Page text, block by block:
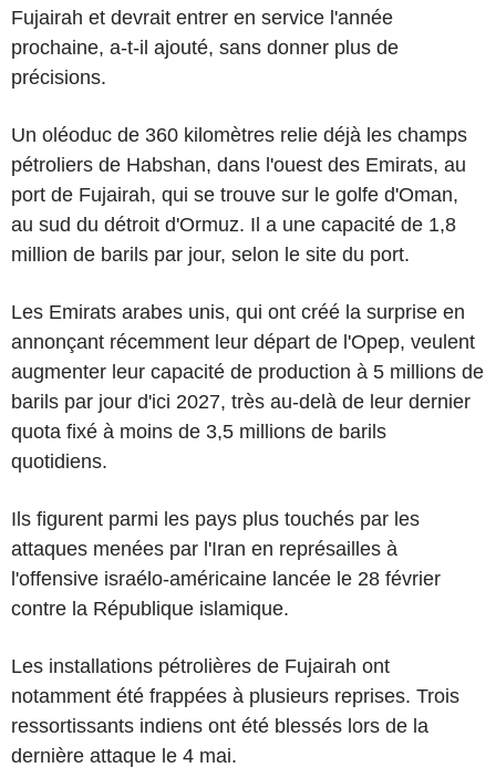
Fujairah et devrait entrer en service l'année
prochaine, a-t-il ajouté, sans donner plus de
précisions.
Un oléoduc de 360 kilomètres relie déjà les champs
pétroliers de Habshan, dans l'ouest des Emirats, au
port de Fujairah, qui se trouve sur le golfe d'Oman,
au sud du détroit d'Ormuz. Il a une capacité de 1,8
million de barils par jour, selon le site du port.
Les Emirats arabes unis, qui ont créé la surprise en
annonçant récemment leur départ de l'Opep, veulent
augmenter leur capacité de production à 5 millions de
barils par jour d'ici 2027, très au-delà de leur dernier
quota fixé à moins de 3,5 millions de barils
quotidiens.
Ils figurent parmi les pays plus touchés par les
attaques menées par l'Iran en représailles à
l'offensive israélo-américaine lancée le 28 février
contre la République islamique.
Les installations pétrolières de Fujairah ont
notamment été frappées à plusieurs reprises. Trois
ressortissants indiens ont été blessés lors de la
dernière attaque le 4 mai.